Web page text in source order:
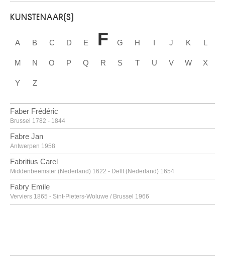
KUNSTENAAR(S)
A B C D E F G H I J K L
M N O P Q R S T U V W X
Y Z
Faber Frédéric
Brussel 1782 - 1844
Fabre Jan
Antwerpen 1958
Fabritius Carel
Middenbeemster (Nederland) 1622 - Delft (Nederland) 1654
Fabry Emile
Verviers 1865 - Sint-Pieters-Woluwe / Brussel 1966